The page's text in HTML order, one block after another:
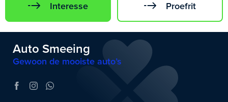
Interesse Proefrit
Auto Smeeing
Gewoon de mooiste auto’s